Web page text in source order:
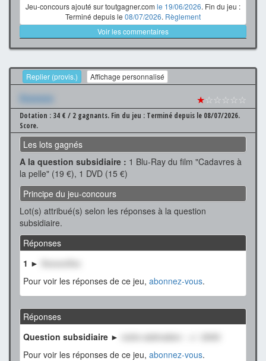
Jeu-concours ajouté sur toutgagner.com le 19/06/2026. Fin du jeu :
Terminé depuis le 08/07/2026. Règlement
Voir les commentaires
Replier (provis.) Affichage personnalisé
Xxxxxxx ★☆☆☆☆☆
Dotation : 34 € / 2 gagnants. Fin du jeu : Terminé depuis le 08/07/2026.
Score.
Les lots gagnés
A la question subsidiaire : 1 Blu-Ray du film "Cadavres à
la pelle" (19 €), 1 DVD (15 €)
Principe du jeu-concours
Lot(s) attribué(s) selon les réponses à la question
subsidiaire.
Réponses
1 ►
XxxxxxXxx
Pour voir les réponses de ce jeu, abonnez-vous.
Réponses
Question subsidiaire ►
notre estimation : +/- 2000
Pour voir les réponses de ce jeu, abonnez-vous.